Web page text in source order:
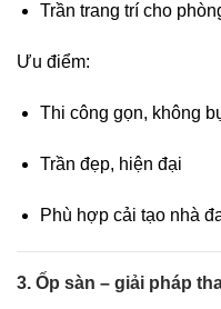
Trần trang trí cho
Ưu điểm:
Thi công gọn, không
Trần đẹp, hiện đại
Phù hợp cải tạo nhà
3. Ốp sàn – giải pháp